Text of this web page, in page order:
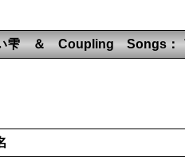
雫 ＆ Coupling Songs：